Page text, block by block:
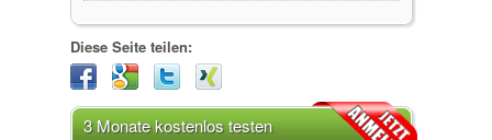
Diese Seite teilen:
3 Monate kostenlos testen